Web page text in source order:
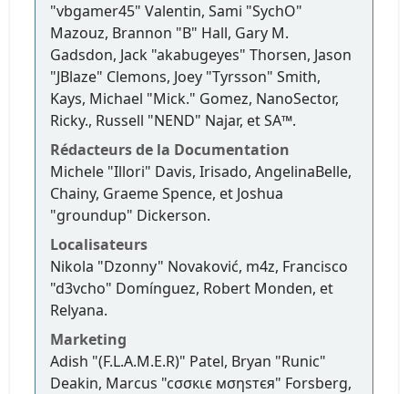
"vbgamer45" Valentin, Sami "SychO"
Mazouz, Brannon "B" Hall, Gary M.
Gadsdon, Jack "akabugeyes" Thorsen, Jason
"JBlaze" Clemons, Joey "Tyrsson" Smith,
Kays, Michael "Mick." Gomez, NanoSector,
Ricky., Russell "NEND" Najar, et SA™.
Rédacteurs de la Documentation
Michele "Illori" Davis, Irisado, AngelinaBelle,
Chainy, Graeme Spence, et Joshua
"groundup" Dickerson.
Localisateurs
Nikola "Dzonny" Novaković, m4z, Francisco
"d3vcho" Domínguez, Robert Monden, et
Relyana.
Marketing
Adish "(F.L.A.M.E.R)" Patel, Bryan "Runic"
Deakin, Marcus "cσσкιє мσηѕтєя" Forsberg,